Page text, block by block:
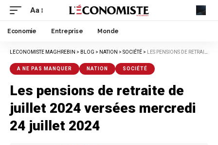
Aa
Economie Entreprise Monde
LECONOMISTE MAGHREBIN > BLOG > NATION > SOCIÉTÉ > LES PENSIONS DE RETRAITE DE JUILLET 2024 VERSÉES MERCREDI 24 JUILLET 2024
A NE PAS MANQUER NATION SOCIÉTÉ
Les pensions de retraite de
juillet 2024 versées mercredi
24 juillet 2024